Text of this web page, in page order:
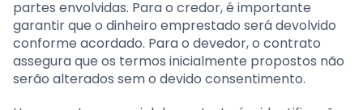
partes envolvidas. Para o credor, é importante
garantir que o dinheiro emprestado será devolvido
conforme acordado. Para o devedor, o contrato
assegura que os termos inicialmente propostos não
serão alterados sem o devido consentimento.